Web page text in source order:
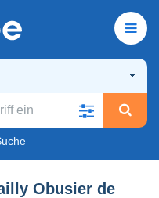
Obusier de